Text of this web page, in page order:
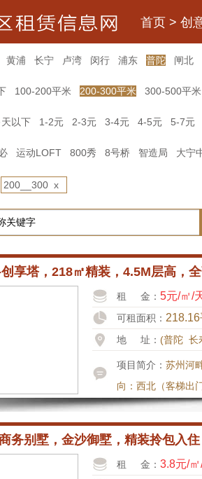
首页 > 创
黄浦 长宁 卢湾 闵行 浦东 普陀 闸北
100-200平米 200-300平米 300-500平米
天以下 1-2元 2-3元 3-4元 4-5元 5-7元
运动LOFT 800秀 8号桥 智造局 大宁
200__300 x
享塔，218㎡精装，4.5M层高，
租 金： 5元/㎡/
可租面积：
地 址： (普陀 长
项目简介： 苏州河
向：西北（客梯出
务别墅，金沙御墅，精装拎包入
租 金： 3.8元/